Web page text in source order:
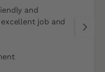
and
job and